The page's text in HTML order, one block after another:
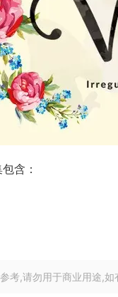
含：
考,请勿用于商业用途,